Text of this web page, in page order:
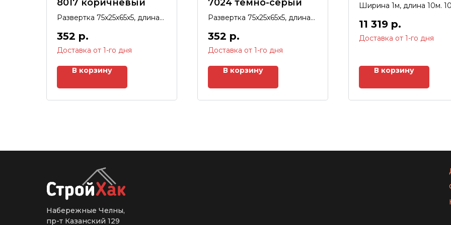
8017 коричневый
Доставка от 1-го дня
Развертка 75х25х65х5, длина
352 р.
В корзину
7024 темно-серый
Доставка от 1-го дня
Развертка 75х25х65х5, длина
352 р.
В корзину
Доставка от 1-го дня
Ширина 1м, длина 10м.
11 319 р.
В корзину
Набережные Челны,
пр-т Казанский 129